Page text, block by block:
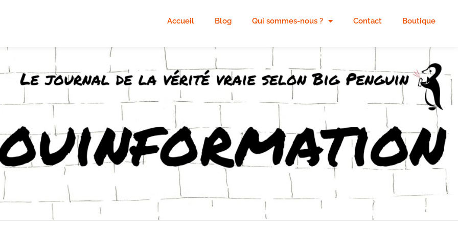
Accueil Blog Qui sommes-nous ? Contact Boutique